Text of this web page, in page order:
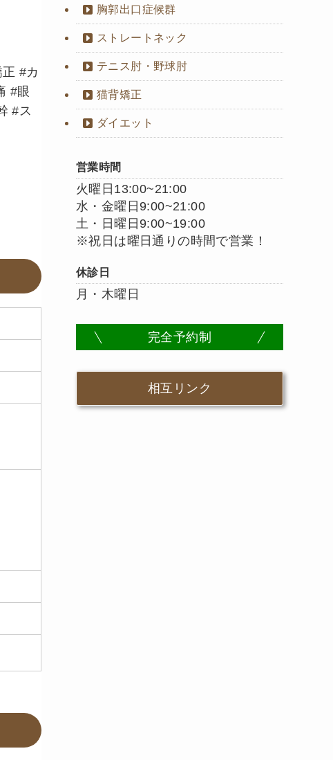
#カ
#眼
#ス
胸郭出口症候群
ストレートネック
テニス肘・野球肘
猫背矯正
ダイエット
営業時間
火曜日13:00~21:00
水・金曜日9:00~21:00
土・日曜日9:00~19:00
※祝日は曜日通りの時間で営業！
休診日
月・木曜日
完全予約制
相互リンク